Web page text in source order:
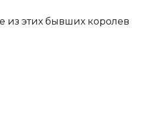
из этих бывших королев